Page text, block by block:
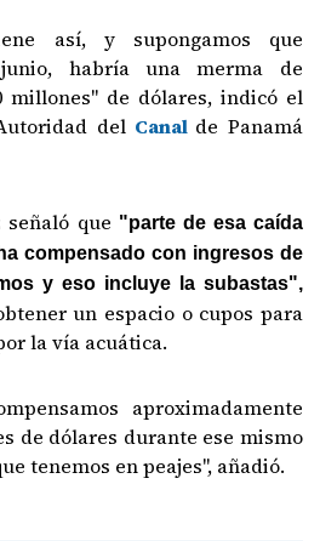
así, y supongamos que
habría una merma de
millones" de dólares, indicó el
del Canal de Panamá
señaló que "parte de esa caída
compensado con ingresos de
y eso incluye la subastas",
un espacio o cupos para
la vía acuática.
aproximadamente
de dólares durante ese mismo
tenemos en peajes", añadió.